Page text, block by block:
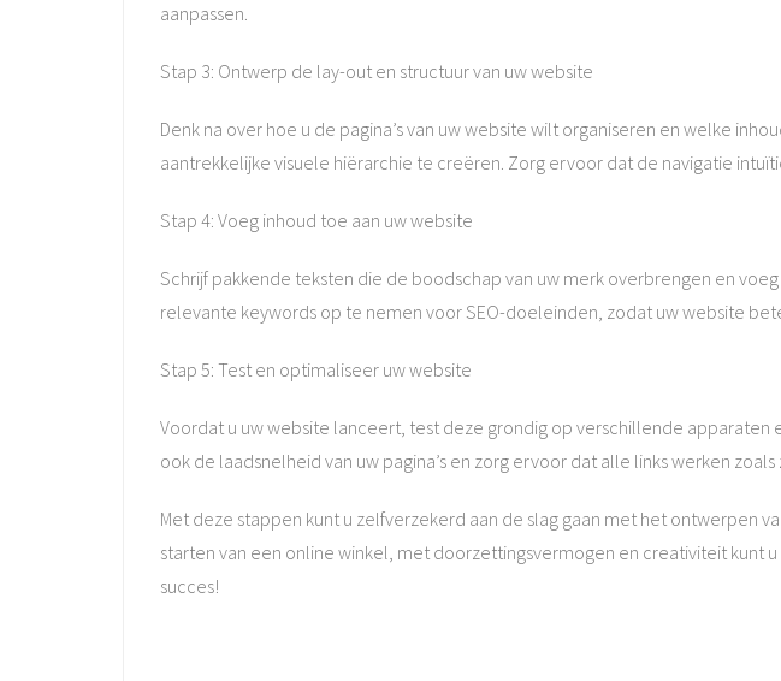
aanpassen.
Stap 3: Ontwerp de lay-out en structuur van uw website
Denk na over hoe u de pagina’s van uw website wilt organiseren en welke
aantrekkelijke visuele hiërarchie te creëren. Zorg ervoor dat de navigatie
Stap 4: Voeg inhoud toe aan uw website
Schrijf pakkende teksten die de boodschap van uw merk overbrengen en
relevante keywords op te nemen voor SEO-doeleinden, zodat uw website
Stap 5: Test en optimaliseer uw website
Voordat u uw website lanceert, test deze grondig op verschillende
ook de laadsnelheid van uw pagina’s en zorg ervoor dat alle links werken
Met deze stappen kunt u zelfverzekerd aan de slag gaan met het ontwerpen
starten van een online winkel, met doorzettingsvermogen en creativiteit kunt
succes!